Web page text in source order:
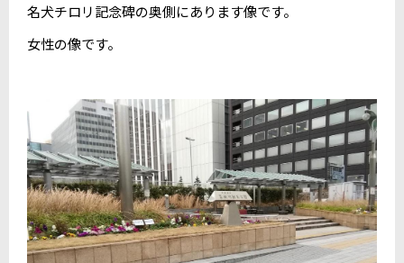
名犬チロリ記念碑の奥側にあります像です。
女性の像です。